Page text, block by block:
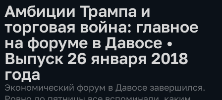
Амбиции Трампа и
торговая война: главное
на форуме в Давосе •
Выпуск 26 января 2018
года
Экономический форум в Давосе завершился.